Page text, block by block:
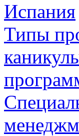
Испания
Типы